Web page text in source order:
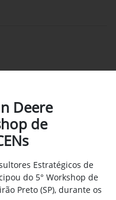
Deere
de
Estratégicos de
do 5° Workshop de
Preto (SP), durante os